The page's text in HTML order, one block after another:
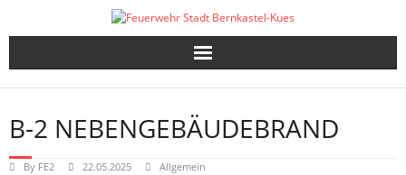
B-2 NEBENGEBÄUDEBRAND
By FE2 22.05.2025 Allgemein